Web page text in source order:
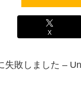
X
敗しました –